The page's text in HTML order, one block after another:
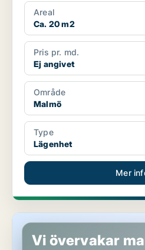
Areal
Ca. 20 m2
Pris pr. md.
Ej angivet
Område
Malmö
Type
Lägenhet
Mer
Lägenhet i Fosie
Vi övervakar